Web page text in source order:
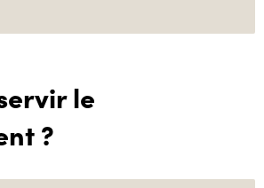
le
?